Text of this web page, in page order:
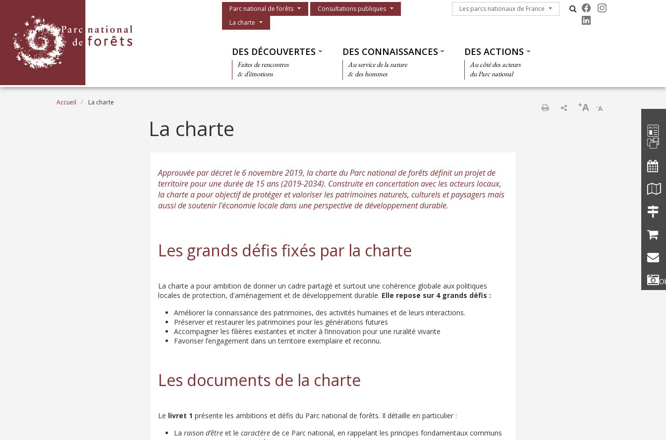
Menu du parc
Parc national de forêts
Consultations publiques
La charte
Les parcs nationaux de France
Les parcs nationaux de France
DES DÉCOUVERTES
Faites de rencontres
& d’émotions
DES CONNAISSANCES
Au service de la nature
& des hommes
DES ACTIONS
Au côté des acteurs
du Parc national
Fil d'Ariane
Accueil La charte
-A
+A
La charte
Approuvée par décret le 6 novembre 2019, la charte du Parc national de forêts définit un projet de
territoire pour une durée de 15 ans (2019-2034). Construite en concertation avec les acteurs locaux,
la charte a pour objectif de protéger et valoriser les patrimoines naturels, culturels et paysagers mais
aussi de soutenir l'économie locale dans une perspective de développement durable.
Les grands défis fixés par la charte
La charte a pour ambition de donner un cadre partagé et surtout une cohérence globale aux politiques
locales de protection, d'aménagement et de développement durable. Elle repose sur 4 grands défis :
Améliorer la connaissance des patrimoines, des activités humaines et de leurs interactions.
Préserver et restaurer les patrimoines pour les générations futures
Accompagner les filières existantes et inciter à l’innovation pour une ruralité vivante
Favoriser l’engagement dans un territoire exemplaire et reconnu.
Les documents de la charte
Le livret 1 présente les ambitions et défis du Parc national de forêts. Il détaille en particulier :
La raison d’être et le caractère de ce Parc national, en rappelant les principes fondamentaux communs